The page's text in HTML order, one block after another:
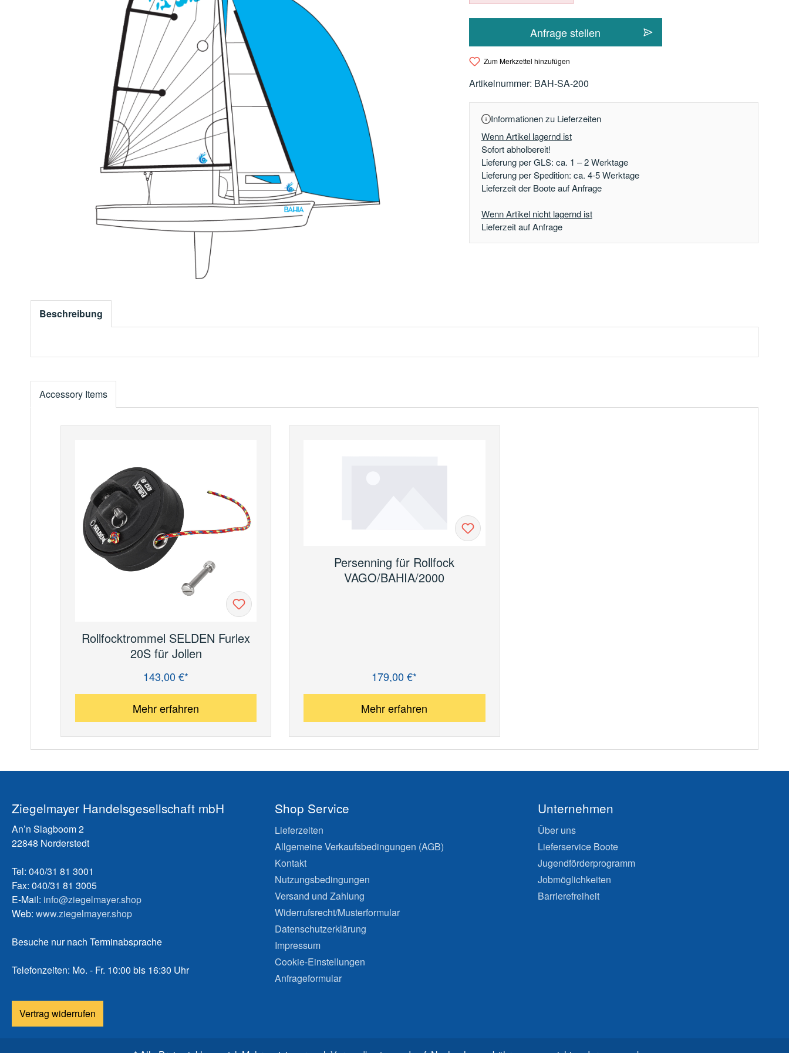
Anfrage stellen
Zum Merkzettel hinzufügen
Artikelnummer: BAH-SA-200
Informationen zu Lieferzeiten
Wenn Artikel lagernd ist
Sofort abholbereit!
Lieferung per GLS: ca. 1 – 2 Werktage
Lieferung per Spedition: ca. 4-5 Werktage
Lieferzeit der Boote auf Anfrage
Wenn Artikel nicht lagernd ist
Lieferzeit auf Anfrage
Beschreibung
Accessory Items
Rollfocktrommel SELDEN Furlex
20S für Jollen
Regulärer Preis:143,00 €*
Mehr erfahren
Persenning für Rollfock
VAGO/BAHIA/2000
Regulärer Preis:179,00 €*
Mehr erfahren
Ziegelmayer Handelsgesellschaft mbH
An’n Slagboom 2
22848 Norderstedt
Tel: 040/31 81 3001
Fax: 040/31 81 3005
E-Mail: info@ziegelmayer.shop
Web: www.ziegelmayer.shop
Besuche nur nach Terminabsprache
Telefonzeiten: Mo. - Fr. 10:00 bis 16:30 Uhr
Vertrag widerrufen
Shop Service
Lieferzeiten
Allgemeine Verkaufsbedingungen (AGB)
Kontakt
Nutzungsbedingungen
Versand und Zahlung
Widerrufsrecht/Musterformular
Datenschutzerklärung
Impressum
Cookie-Einstellungen
Anfrageformular
Unternehmen
Über uns
Lieferservice Boote
Jugendförderprogramm
Jobmöglichkeiten
Barrierefreiheit